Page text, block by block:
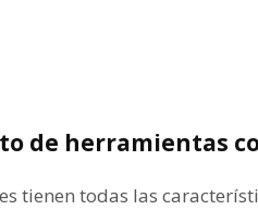
de herramientas
tienen todas las